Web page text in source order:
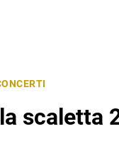
scaletta